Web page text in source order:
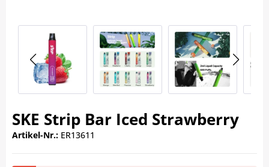
SKE Strip Bar Iced Strawberry
Artikel-Nr.: ER13611